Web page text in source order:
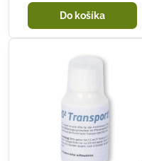
Do košíka